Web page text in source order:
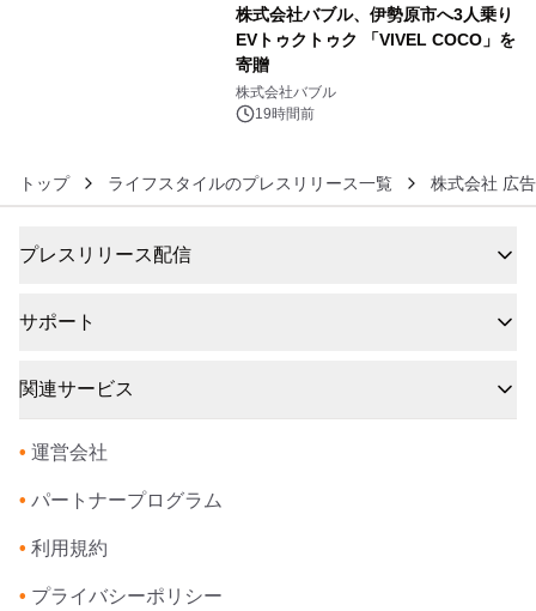
株式会社バブル、伊勢原市へ3人乗り
EVトゥクトゥク 「VIVEL COCO」を
寄贈
株式会社バブル
19時間前
トップ ライフスタイルのプレスリリース一覧 株式会社 広
プレスリリース配信
サポート
関連サービス
• 運営会社
• パートナープログラム
• 利用規約
• プライバシーポリシー